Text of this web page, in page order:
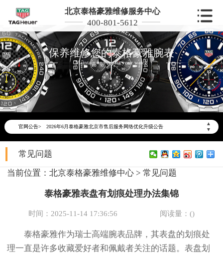
北京泰格豪雅维修服务中心
400-801-5612
保养维修您的泰格豪雅腕表
Maintain and repair your watch
官网公告>
▲
▼
2026年6月泰格豪雅北京市售后服务网络优化升级公告
2026年6月北京市泰格豪雅官方售后客户服务热线：400-801-5612
2026年6月泰格豪雅售后服务中心最新网点地址：
常见问题
当前位置： 北京泰格豪雅维修中心 > 常见问题
泰格豪雅表盘有划痕处理办法集锦
时间：2025-11-14 17:36:56 阅读量：()
泰格豪雅作为瑞士高端腕表品牌，其表盘的划痕处
理一直是许多收藏爱好者和佩戴者关注的话题。表盘划